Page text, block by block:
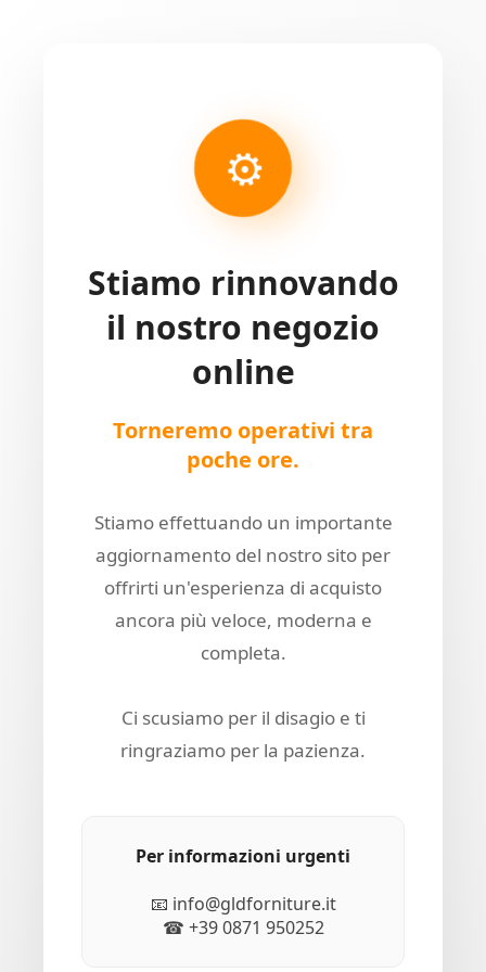
⚙
Stiamo rinnovando
il nostro negozio
online
Torneremo operativi tra
poche ore.
Stiamo effettuando un importante
aggiornamento del nostro sito per
offrirti un'esperienza di acquisto
ancora più veloce, moderna e
completa.
Ci scusiamo per il disagio e ti
ringraziamo per la pazienza.
Per informazioni urgenti
📧 info@gldforniture.it
☎ +39 0871 950252